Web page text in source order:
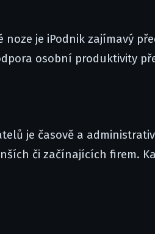
noze je iPodnik zajímavý
osobní produktivity
je časově a
či začínajících firem.